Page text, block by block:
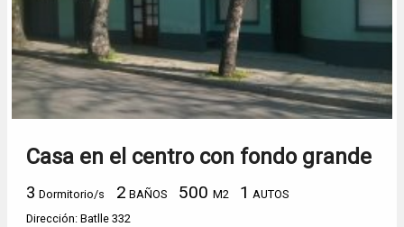
Casa en el centro con fondo grande
3 Dormitorio/s 2 BAÑOS 500 M2 1 AUTOS
Dirección: Batlle 332